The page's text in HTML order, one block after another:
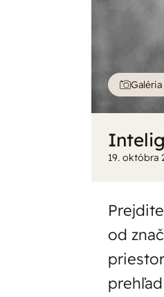
19. októbra
od